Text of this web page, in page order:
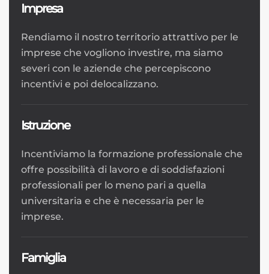
Impresa
Rendiamo il nostro territorio attrattivo per le
imprese che vogliono investire, ma siamo
severi con le aziende che percepiscono
incentivi e poi delocalizzano.
Istruzione
Incentiviamo la formazione professionale che
offre possibilità di lavoro e di soddisfazioni
professionali per lo meno pari a quella
universitaria e che è necessaria per le
imprese.
Famiglia